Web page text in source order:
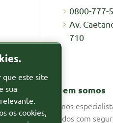
0800-777-
Av.
710
Quem somos
Somos
fluidos com
que este site
sua
os cookies,